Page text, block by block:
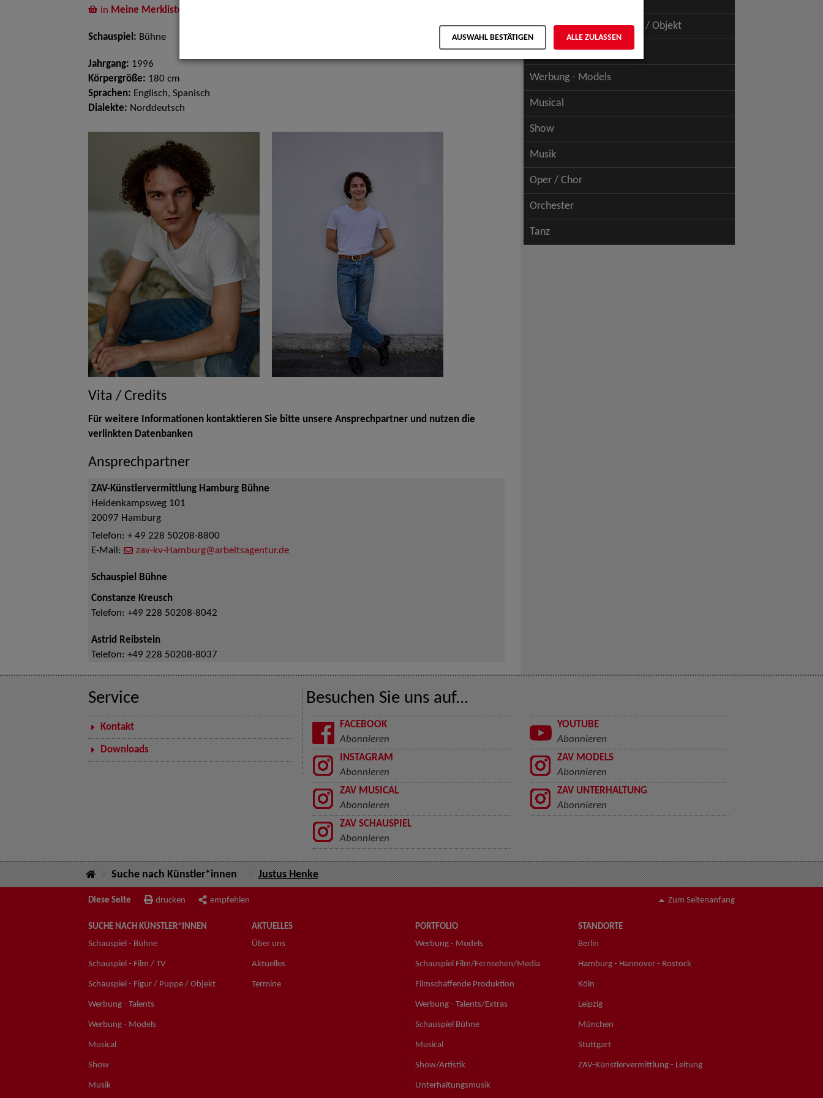
in Meine Merkliste
Schauspiel: Bühne
Jahrgang: 1996
Körpergröße: 180 cm
Sprachen: Englisch, Spanisch
Dialekte: Norddeutsch
Vita / Credits
Für weitere Informationen kontaktieren Sie bitte unsere Ansprechpartner und nutzen die
verlinkten Datenbanken
Ansprechpartner
ZAV-Künstlervermittlung Hamburg Bühne
Heidenkampsweg 101
20097 Hamburg
Telefon: + 49 228 50208-8800
E-Mail:
zav-kv-Hamburg@arbeitsagentur.de
Schauspiel Bühne
Constanze Kreusch
Telefon: +49 228 50208-8042
Astrid Reibstein
Telefon: +49 228 50208-8037
Schauspiel - Figur / Puppe / Objekt
Werbung - Talents
Werbung - Models
Musical
Show
Musik
Oper / Chor
Orchester
Tanz
Service
Kontakt
Downloads
Besuchen Sie uns auf...
FACEBOOK
Abonnieren
YOUTUBE
Abonnieren
INSTAGRAM
Abonnieren
ZAV MODELS
Abonnieren
ZAV MUSICAL
Abonnieren
ZAV UNTERHALTUNG
Abonnieren
ZAV SCHAUSPIEL
Abonnieren
Suche nach Künstler*innen Justus Henke
Diese Seite drucken empfehlen Zum Seitenanfang
SUCHE NACH KÜNSTLER*INNEN
Schauspiel - Bühne
Schauspiel - Film / TV
Schauspiel - Figur / Puppe / Objekt
Werbung - Talents
Werbung - Models
Musical
Show
Musik
AKTUELLES
Über uns
Aktuelles
Termine
PORTFOLIO
Werbung - Models
Schauspiel Film/Fernsehen/Media
Filmschaffende Produktion
Werbung - Talents/Extras
Schauspiel Bühne
Musical
Show/Artistik
Unterhaltungsmusik
STANDORTE
Berlin
Hamburg - Hannover - Rostock
Köln
Leipzig
München
Stuttgart
ZAV-Künstlervermittlung - Leitung
AUSWAHL BESTÄTIGEN ALLE ZULASSEN